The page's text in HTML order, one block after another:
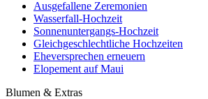
Ausgefallene Zeremonien
Wasserfall-Hochzeit
Sonnenuntergangs-Hochzeit
Gleichgeschlechtliche Hochzeiten
Eheversprechen erneuern
Elopement auf Maui
Blumen & Extras